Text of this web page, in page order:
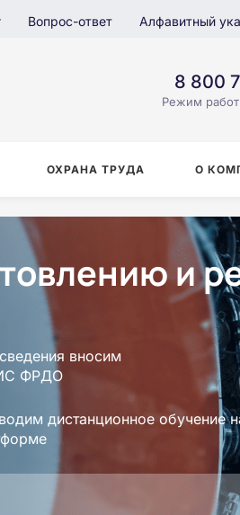
Вопрос-ответ Алфавитный
8 800
Режим
ОХРАНА ТРУДА О
и
вносим
ФРДО
дистанционное обучение